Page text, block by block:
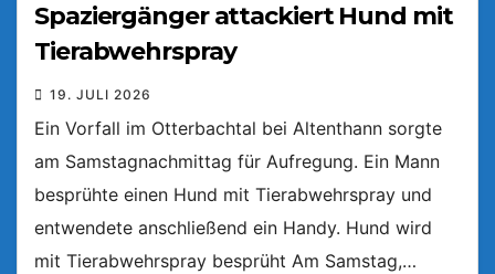
Spaziergänger attackiert Hund mit
Tierabwehrspray
19. JULI 2026
Ein Vorfall im Otterbachtal bei Altenthann sorgte
am Samstagnachmittag für Aufregung. Ein Mann
besprühte einen Hund mit Tierabwehrspray und
entwendete anschließend ein Handy. Hund wird
mit Tierabwehrspray besprüht Am Samstag,…